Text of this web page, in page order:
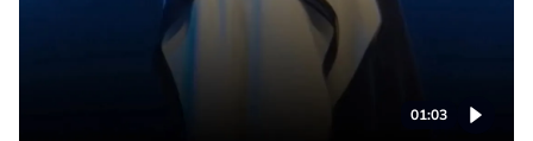
01:03